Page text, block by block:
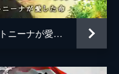
ユダヤ人を救った動物園～アントニーナが愛した命～